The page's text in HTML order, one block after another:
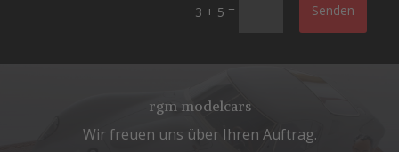
3 + 5 = Senden
rgm modelcars
Wir freuen uns über Ihren Auftrag.